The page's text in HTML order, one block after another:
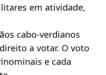
em atividade,
cabo-verdianos
a votar. O voto
e cada